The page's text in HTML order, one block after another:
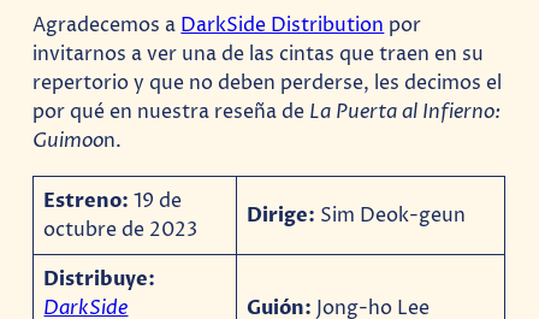
Agradecemos a DarkSide Distribution por
invitarnos a ver una de las cintas que traen en su
repertorio y que no deben perderse, les decimos el
por qué en nuestra reseña de La Puerta al Infierno:
Guimoon.
Estreno: 19 de
octubre de 2023
Dirige: Sim Deok-geun
Distribuye:
DarkSide
Guión: Jong-ho Lee